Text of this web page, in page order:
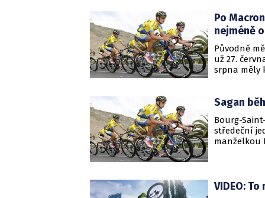
Édouarde
Francii
Tím
i onio
nadále
Po
nejméně
Původně
už 27.
srpna měly
prezident
11. května
počtem lidí
Sagan
Bourg-
středeční
manželkou
VIDEO: